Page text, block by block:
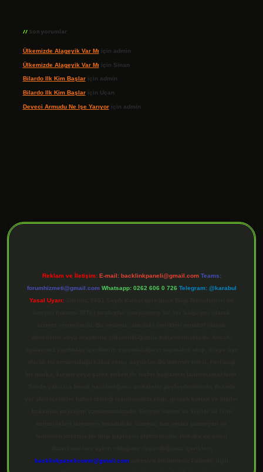
Son yorumlar
Ülkemizde Alageyik Var Mı için admin
Ülkemizde Alageyik Var Mı için Sinan
Bilardo Ilk Kim Başlariçin admin
Bilardo Ilk Kim Başlariçin Uçan
Deveci Armudu Ne Işe Yarıyoriçin admin
Reklam ve İletişim: E-mail: backlinkpaneli@gmail.com Teams:
forumhizmeti@gmail.com Whatsapp: 0262 606 0 726 Telegram: @karabul
Yasal Uyarı:
backlinkpanelicomtr@gmail.com